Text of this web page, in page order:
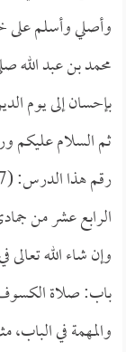
وأصلي وأسلم على
محمد بن عبد الله
بإحسان إلى يوم
ثم السلام عليكم
الرابع عشر من جمادى
وإن شاء الله تعالى
باب: صلاة الكسوف؛
والمهمة في